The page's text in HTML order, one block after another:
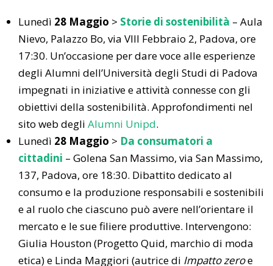
Lunedì 28 Maggio > Storie di sostenibilità – Aula
Nievo, Palazzo Bo, via VIII Febbraio 2, Padova, ore
17:30. Un’occasione per dare voce alle esperienze
degli Alumni dell’Università degli Studi di Padova
impegnati in iniziative e attività connesse con gli
obiettivi della sostenibilità. Approfondimenti nel
sito web degli Alumni Unipd.
Lunedì 28 Maggio > Da consumatori a
cittadini – Golena San Massimo, via San Massimo,
137, Padova, ore 18:30. Dibattito dedicato al
consumo e la produzione responsabili e sostenibili
e al ruolo che ciascuno può avere nell’orientare il
mercato e le sue filiere produttive. Intervengono:
Giulia Houston (Progetto Quid, marchio di moda
etica) e Linda Maggiori (autrice di Impatto zeroe